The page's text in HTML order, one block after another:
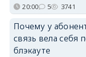
20:00 5 3741
Почему у
связь вела себя
блэкауте